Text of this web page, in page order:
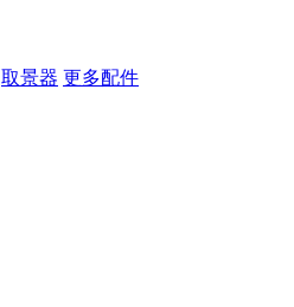
取景器 更多配件